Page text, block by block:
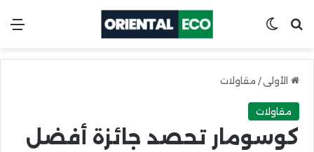
ابحث عنSwitch skin
الأولى / مقاولات
مقاولات
كوسومار تحصد جائزة أفضل